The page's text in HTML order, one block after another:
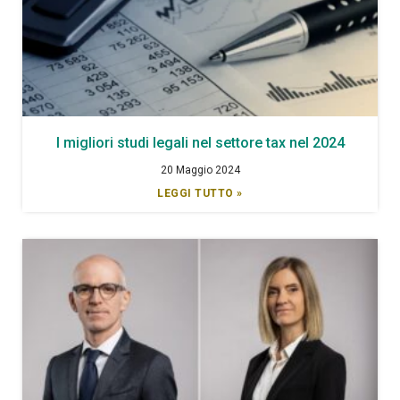
I migliori studi legali nel settore tax nel 2024
20 Maggio 2024
LEGGI TUTTO »